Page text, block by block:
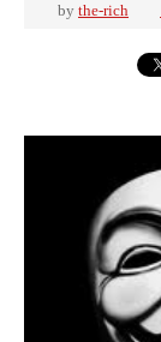
by the-rich